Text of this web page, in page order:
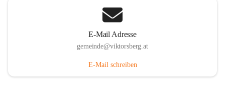
E-Mail Adresse
gemeinde@viktorsberg.at
E-Mail schreiben